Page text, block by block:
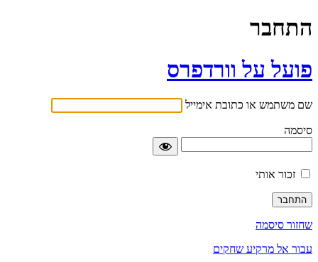
התחבר
פועל על וורדפרס
שם משתמש או כתובת אימייל
סיסמה
זכור אותי
שחזור סיסמה
עבור אל מרקיע שחקים